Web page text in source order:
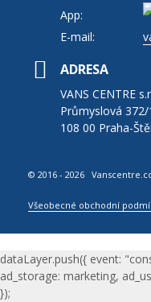
App:
E-mail:
ADRESA
VANS CENTRE
Průmyslová 372/
108 00 Praha-
© 2016 - 2026
Všeobecné obchodní
dataLayer.push({ event:
ad_storage: marketing,
});